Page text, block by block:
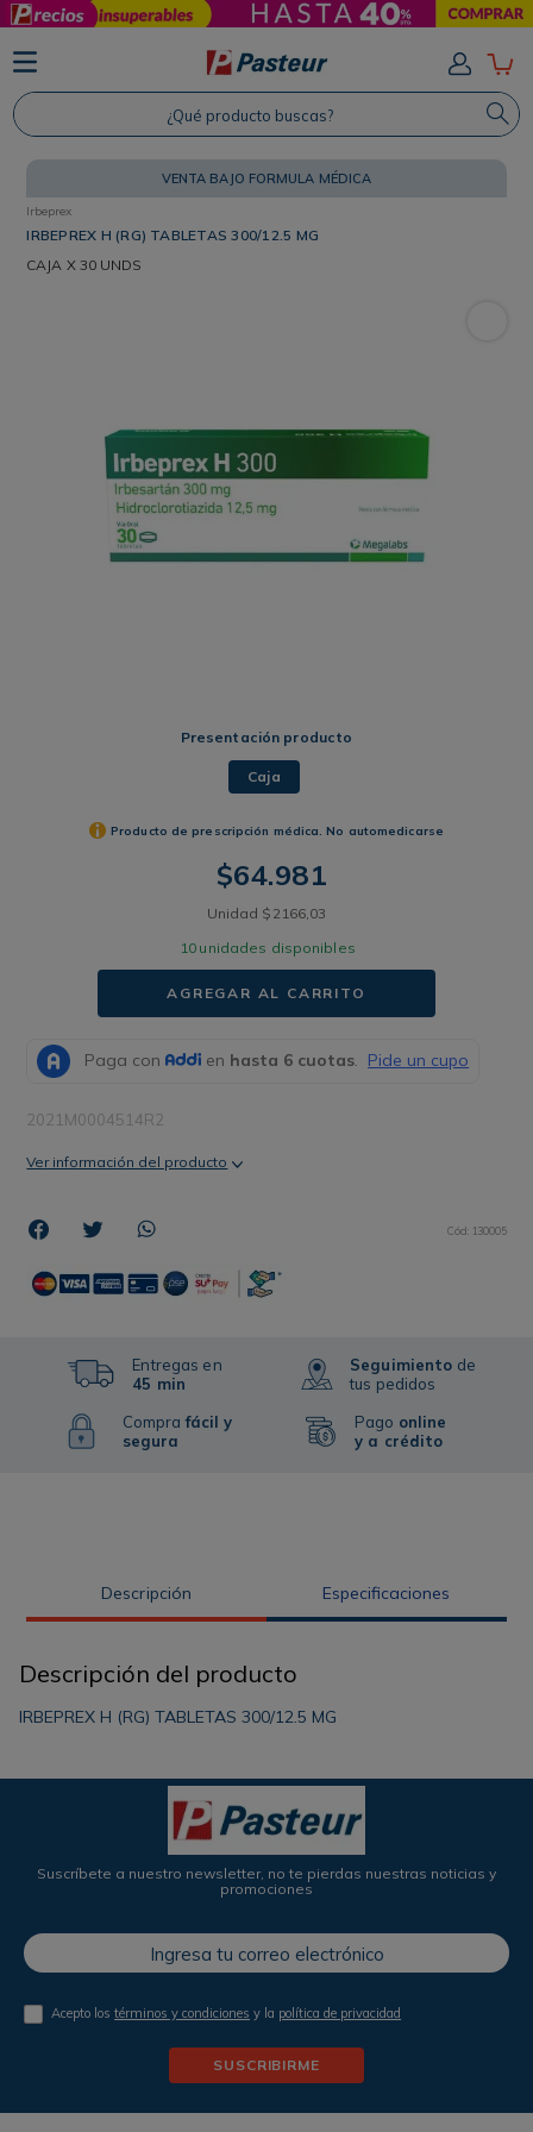
¿Qué producto buscas?
VENTA BAJO FORMULA MÉDICA
Irbeprex
IRBEPREX H (RG) TABLETAS 300/12.5 MG
CAJA X 30 UNDS
Presentación producto
Caja
Producto de prescripción médica. No automedicarse
$64.981
Unidad $ 2166 03
10 unidades disponibles
AGREGAR AL CARRITO
2021M0004514R2
Ver información del producto
Cód: 130005
Entregas en
45 min
Comprafácil y
segura
Seguimiento de
tus pedidos
Pago online
y a crédito
Descripción Especificaciones
Descripción del producto
IRBEPREX H (RG) TABLETAS 300/12.5 MG
Suscríbete a nuestro newsletter, no te pierdas nuestras noticias y
promociones
Acepto lostérminos y condiciones y la política de privacidad
SUSCRIBIRME
TÉRMINOS MÁS BUSCADOS
1. Protector Solar
2. Shampoo
4. Savvy